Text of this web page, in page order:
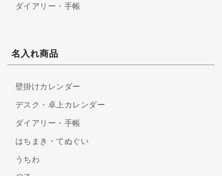
ダイアリー・手帳
名入れ商品
壁掛けカレンダー
デスク・卓上カレンダー
ダイアリー・手帳
はちまき・てぬぐい
うちわ